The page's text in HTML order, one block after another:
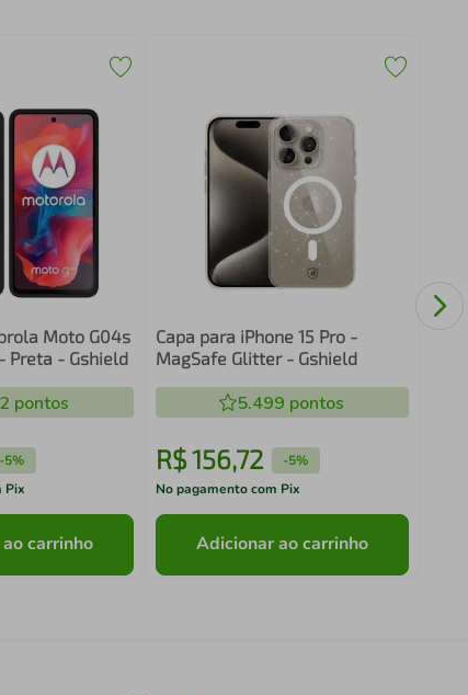
Moto G04s
Preta - Gshield
pontos
-5%
Pix
carrinho
Capa para iPhone 15 Pro -
MagSafe Glitter - Gshield
5.499 pontos
R$156,72 -5%
No pagamento com Pix
Adicionar ao carrinho